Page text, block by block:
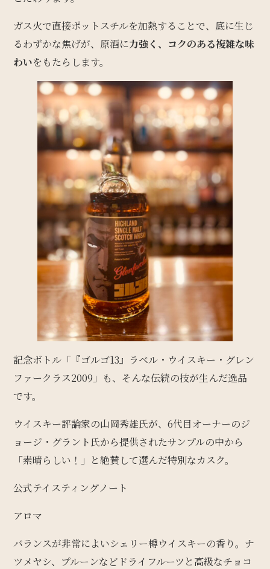
ガス火で直接ポットスチルを加熱することで、底に生じ
るわずかな焦げが、原酒に力強く、コクのある複雑な味
わいをもたらします。
記念ボトル「『ゴルゴ13』ラベル・ウイスキー・グレン
ファークラス2009」も、そんな伝統の技が生んだ逸品
です。
ウイスキー評論家の山岡秀雄氏が、6代目オーナーのジ
ョージ・グラント氏から提供されたサンプルの中から
「素晴らしい！」と絶賛して選んだ特別なカスク。
公式テイスティングノート
アロマ
バランスが非常によいシェリー樽ウイスキーの香り。ナ
ツメヤシ、プルーンなどドライフルーツと高級なチョコ